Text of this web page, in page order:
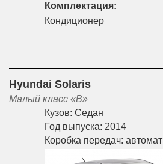
Комплектация:
Кондиционер
Hyundai Solaris
Малый класс «B»
Кузов: Седан
Год выпуска: 2014
Коробка передач: автомат